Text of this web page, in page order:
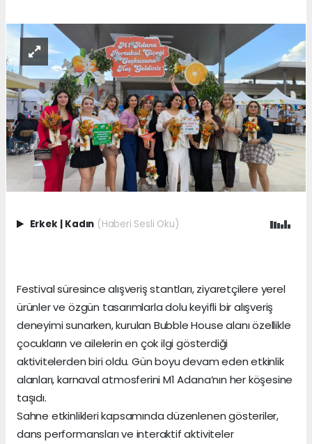
Erkek Kadın (Haberi Sesli Oku)
Festival süresince alışveriş stantları, ziyaretçilere yerel
ürünler ve özgün tasarımlarla dolu keyifli bir alışveriş
deneyimi sunarken, kurulan Bubble House alanı özellikle
çocukların ve ailelerin en çok ilgi gösterdiği
aktivitelerden biri oldu. Gün boyu devam eden etkinlik
alanları, karnaval atmosferini M1 Adana’nın her köşesine
taşıdı.
Sahne etkinlikleri kapsamında düzenlenen gösteriler,
dans performansları ve interaktif aktiviteler